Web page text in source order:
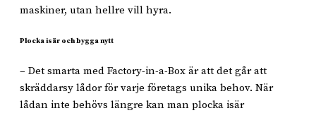
maskiner, utan hellre vill hyra.
Plocka isär och bygga nytt
– Det smarta med Factory-in-a-Box är att det går att
skräddarsy lådor för varje företags unika behov. När
lådan inte behövs längre kan man plocka isär